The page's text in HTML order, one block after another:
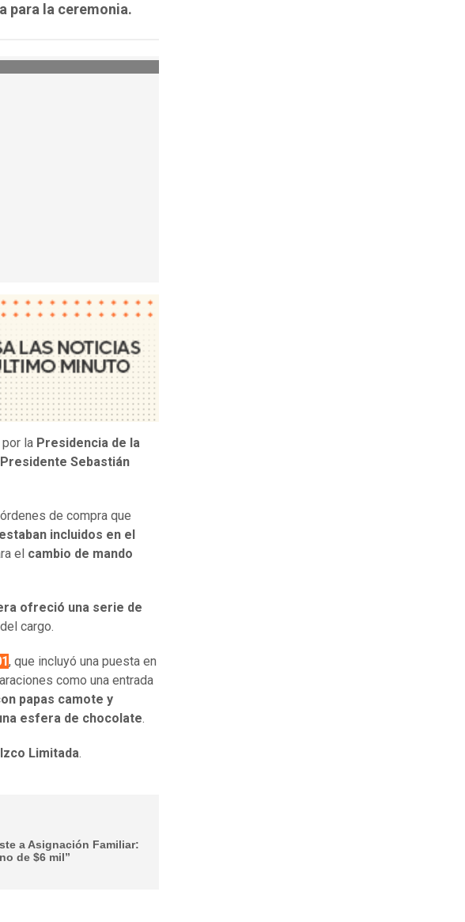
para la ceremonia.
por la Presidencia de la
Sebastián
de compra que
incluidos en el
el cambio de mando
ofreció una serie de
cargo.
, que incluyó una puesta en
como una entrada
papas camote y
esfera de chocolate.
Limitada.
a Asignación Familiar:
de $6 mil”